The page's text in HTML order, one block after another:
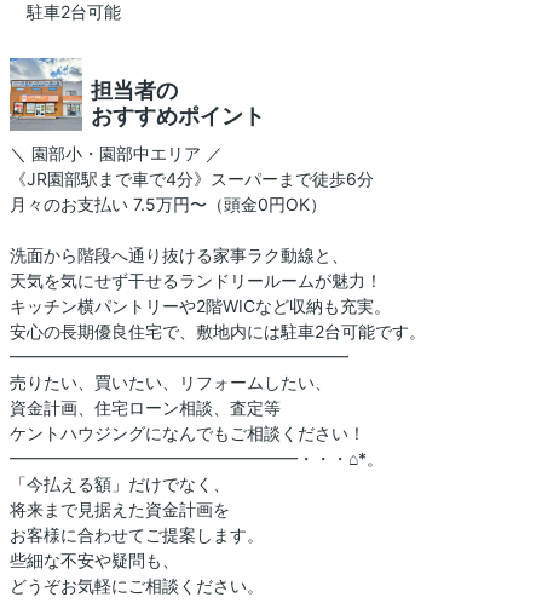
駐車2台可能
担当者の
おすすめポイント
＼ 園部小・園部中エリア ／
《JR園部駅まで車で4分》スーパーまで徒歩6分
月々のお支払い 7.5万円〜（頭金0円OK）
洗面から階段へ通り抜ける家事ラク動線と、
天気を気にせず干せるランドリールームが魅力！
キッチン横パントリーや2階WICなど収納も充実。
安心の長期優良住宅で、敷地内には駐車2台可能です。
━━━━━━━━━━━━━━━━━━━━
売りたい、買いたい、リフォームしたい、
資金計画、住宅ローン相談、査定等
ケントハウジングになんでもご相談ください！
━━━━━━━━━━━━━━━━━・・・⌂*。
「今払える額」だけでなく、
将来まで見据えた資金計画を
お客様に合わせてご提案します。
些細な不安や疑問も、
どうぞお気軽にご相談ください。